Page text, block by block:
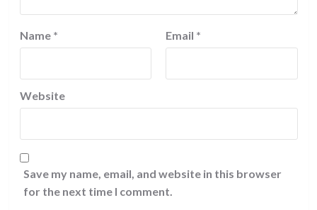
Name * Email *
Website
Save my name, email, and website in this browser
for the next time I comment.